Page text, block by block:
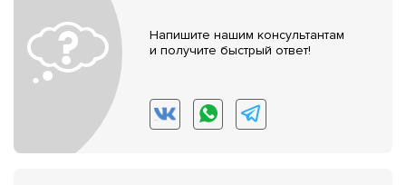
Напишите нашим консультантам
и получите быстрый ответ!